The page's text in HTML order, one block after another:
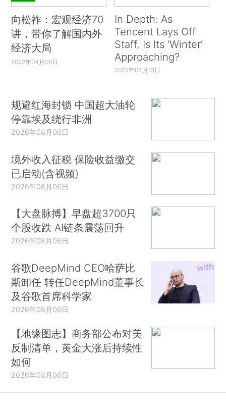
向松祚：宏观经济70
讲，带你了解国内外
经济大局
2022年04月06日
In Depth: As
Tencent Lays Off
Staff, Is Its ‘Winter’
Approaching?
2022年04月01日
规避红海封锁 中国超大油轮
停靠埃及绕行非洲
2026年08月06日
境外收入征税 保险收益缴交
已启动(含视频)
2026年08月06日
【大盘脉搏】早盘超3700只
个股收跌 AI链条震荡回升
2026年08月06日
谷歌DeepMind CEO哈萨比
斯卸任 转任DeepMind董事长
及谷歌首席科学家
2026年08月06日
【地缘图志】商务部公布对美
反制清单，黄金大涨后持续性
如何
2026年08月06日